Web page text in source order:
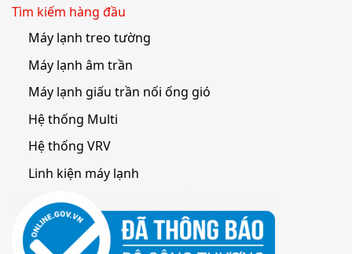
Tìm kiếm hàng đầu
Máy lạnh treo tường
Máy lạnh âm trần
Máy lạnh giấu trần nối ống gió
Hệ thống Multi
Hệ thống VRV
Linh kiện máy lạnh